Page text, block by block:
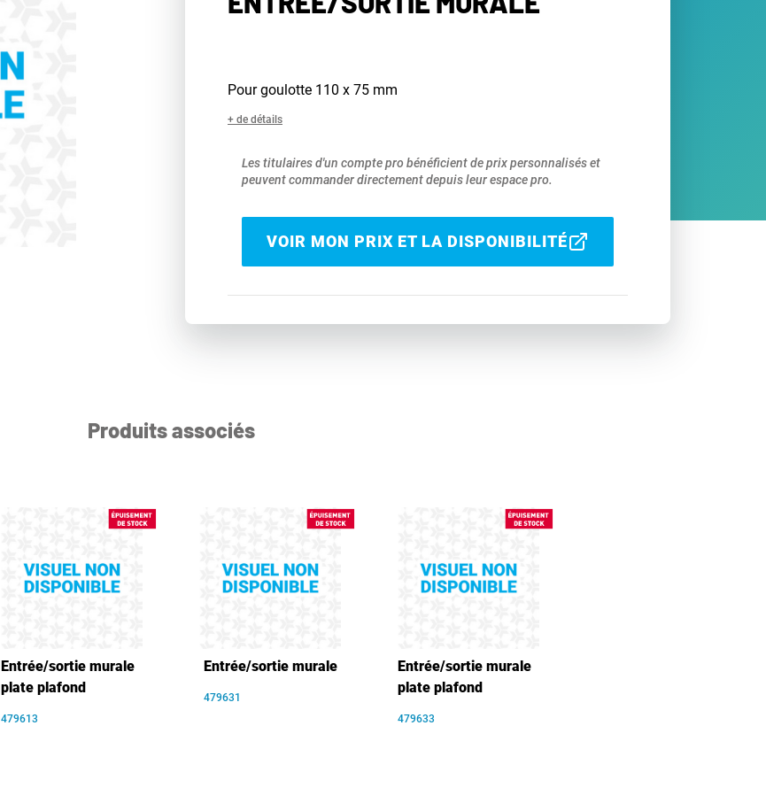
Pour goulotte 110 x 75 mm
+ de détails
Les titulaires d'un compte pro bénéficient de prix personnalisés et
peuvent commander directement depuis leur espace pro.
VOIR MON PRIX ET LA DISPONIBILITÉ
Produits associés
Entrée/sortie murale
plate plafond
479613
Entrée/sortie murale
479631
Entrée/sortie murale
plate plafond
479633